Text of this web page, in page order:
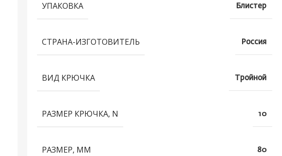
УПАКОВКА Блистер
СТРАНА-ИЗГОТОВИТЕЛЬ Россия
ВИД КРЮЧКА Тройной
РАЗМЕР КРЮЧКА, N 10
РАЗМЕР, ММ 80